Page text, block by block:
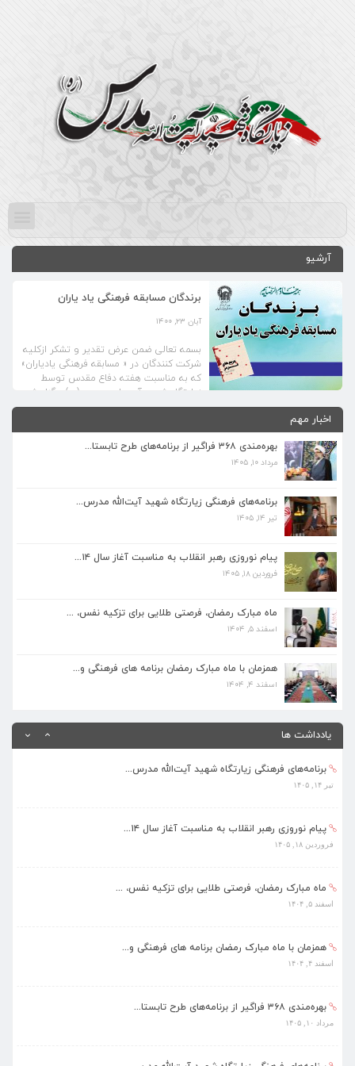
آرشیو
برندگان مسابقه فرهنگی یاد یاران
آبان ۲۳, ۱۴۰۰
بسمه تعالی ضمن عرض تقدیر و تشکر ازکلیه
شرکت کنندگان در « مسابقه فرهنگی یادیاران»
که به مناسبت هفته دفاع مقدس توسط
زیارتگاه شهید آیت ا… مدرس(ره) برگزار شد
بدینوسیلـه اسامی برگـزیدگان به شـرح ذیل
استان / شهرستان ۱ اسفندیار باغبانی اصفهان-
لنجان ۲ بیتا […]
اخبار مهم
بهره‌مندی ۳۶۸ فراگیر از برنامه‌های طرح تابستا...
مرداد ۱۰, ۱۴۰۵
برنامه‌های فرهنگی زیارتگاه شهید آیت‌الله مدرس...
تیر ۱۴, ۱۴۰۵
پیام نوروزی رهبر انقلاب به مناسبت آغاز سال ۱۴...
فروردین ۱۸, ۱۴۰۵
ماه مبارک رمضان، فرصتی طلایی برای تزکیه نفس، ...
اسفند ۵, ۱۴۰۴
همزمان با ماه مبارک رمضان برنامه های فرهنگی و...
اسفند ۴, ۱۴۰۴
یادداشت ها
برنامه‌های فرهنگی زیارتگاه شهید آیت‌الله مدرس...
پیام نوروزی رهبر انقلاب به مناسبت آغاز سال ۱۴...
ماه مبارک رمضان، فرصتی طلایی برای تزکیه نفس، ...
اسفند ۵, ۱۴۰۴
همزمان با ماه مبارک رمضان برنامه های فرهنگی و...
اسفند ۴, ۱۴۰۴
برنامه‌های فرهنگی زیارتگاه شهید آیت‌الله مدرس...
تیر ۱۴, ۱۴۰۵
پیام نوروزی رهبر انقلاب به مناسبت آغاز سال ۱۴...
فروردین ۱۸, ۱۴۰۵
ماه مبارک رمضان، فرصتی طلایی برای تزکیه نفس، ...
اسفند ۵, ۱۴۰۴
همزمان با ماه مبارک رمضان برنامه های فرهنگی و...
اسفند ۴, ۱۴۰۴
بهره‌مندی ۳۶۸ فراگیر از برنامه‌های طرح تابستا...
مرداد ۱۰, ۱۴۰۵